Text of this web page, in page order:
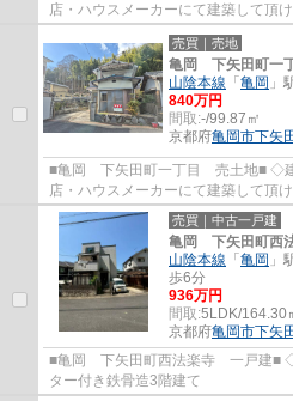
店・ハウスメーカーにて建築して頂け
売買｜売地
亀岡 下矢田町一
山陰本線 「亀岡 」
840万円
間取:-/99.87㎡
京都府亀岡市下矢
■亀岡 下矢田町一丁目 売土地■ ◇
店・ハウスメーカーにて建築して頂け
売買｜中古一戸建
亀岡 下矢田町西
山陰本線 「亀岡 」
歩6分
936万円
間取:5LDK/164.30
京都府亀岡市下矢
■亀岡 下矢田町西法楽寺 一戸建■
ター付き鉄骨造3階建て